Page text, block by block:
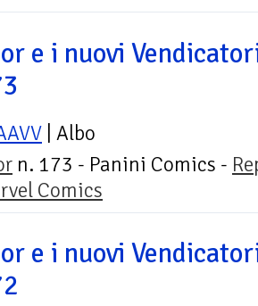
e i nuovi
| Albo
n. 173 - Panini Comics -
Comics
e i nuovi